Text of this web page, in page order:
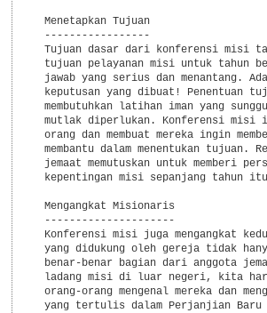
  Menetapkan Tujuan
  -----------------
Tujuan dasar dari konferensi misi
tujuan pelayanan misi untuk tahun
jawab yang serius dan menantang.
keputusan yang dibuat! Penentuan
membutuhkan latihan iman yang
mutlak diperlukan. Konferensi misi
orang dan membuat mereka ingin
membantu dalam menentukan tujuan.
jemaat memutuskan untuk memberi
kepentingan misi sepanjang tahun
  Mengangkat Misionaris
  ---------------------
Konferensi misi juga mengangkat
yang didukung oleh gereja tidak
benar-benar bagian dari anggota
ladang misi di luar negeri, kita
orang-orang mengenal mereka dan
yang tertulis dalam Perjanjian Baru